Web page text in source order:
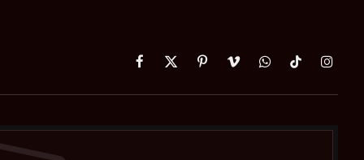
Facebook
X
PinterestVimeoWhatsApp
TikTok